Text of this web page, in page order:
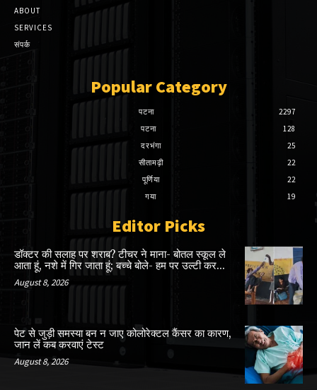
ABOUT
SERVICES
संपर्क
Popular Category
पटना
2297
पटना
128
दरभंगा
25
सीतामढ़ी
22
पूर्णिया
22
गया
19
Editor Picks
डॉक्टर की सलाह पर शराब? टीचर ने माना- बोतल स्कूल ले
आता हूं, नशे में गिर जाता हूं; बच्चे बोले- हम पर उल्टी कर...
August 8, 2026
पेट से जुड़ी समस्या बन न जाए कोलोरेक्टल कैंसर का कारण,
जान लें कब करवाएं टेस्ट
August 8, 2026